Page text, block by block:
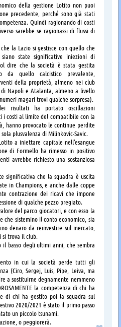
della gestione Lotito non puoi
precedente, perché sono già stati
Quindi ragionando di costi
sarebbe se ragionassi di flussi di
la Lazio si gestisce con quello che
state significative iniezioni di
dire che la società è stata gestita
da quello calcistico prevalente,
della proprietà, almeno nei club
Napoli e Atalanta, almeno a livello
magari trovi qualche sorpresa).
risultati ha portato oscillazioni
i costi al limite del compatibile con la
hanno provocato le continue perdite
plusvalenza di Milinkovic-Savic.
a iniettare capitale nell'esangue
di Formello ha rimesso in positivo
avrebbe richiesto una sostanziosa
significativa che la squadra è uscita
in Champions, e anche dalle coppe
contrazione dei ricavi che impone
di qualche pezzo pregiato.
del parco giocatori, e con esso la
che sistemino il conto economico, sia
denaro da reinvestire sul mercato,
si trova il club.
il basso degli ultimi anni, che sembra
in cui la società perde tutti gli
(Ciro, Sergej, Luis, Pipe, Leiva, ma
a sostituirne degnamente nemmeno
la competenza di chi ha
di chi ha gestito poi la squadra sul
2020/2021 è stato il primo passo
un piccolo tsunami.
o peggiorerà.